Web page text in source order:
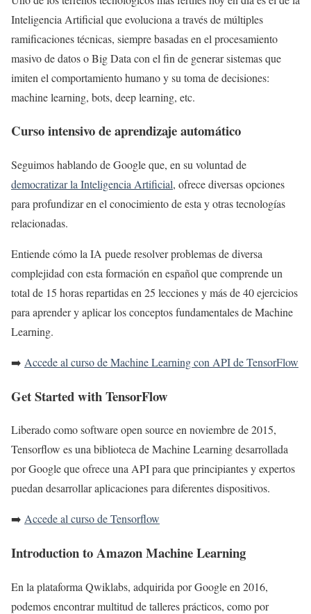
Inteligencia Artificial que evoluciona a través de múltiples
ramificaciones técnicas, siempre basadas en el procesamiento
masivo de datos o Big Data con el fin de generar sistemas que
imiten el comportamiento humano y su toma de decisiones:
machine learning, bots, deep learning, etc.
Curso intensivo de aprendizaje automático
Seguimos hablando de Google que, en su voluntad de
democratizar la Inteligencia Artificial, ofrece diversas opciones
para profundizar en el conocimiento de esta y otras tecnologías
relacionadas.
Entiende cómo la IA puede resolver problemas de diversa
complejidad con esta formación en español que comprende un
total de 15 horas repartidas en 25 lecciones y más de 40 ejercicios
para aprender y aplicar los conceptos fundamentales de Machine
Learning.
➡️ Accede al curso de Machine Learning con API de TensorFlow
Get Started with TensorFlow
Liberado como software open source en noviembre de 2015,
Tensorflow es una biblioteca de Machine Learning desarrollada
por Google que ofrece una API para que principiantes y expertos
puedan desarrollar aplicaciones para diferentes dispositivos.
➡️ Accede al curso de Tensorflow
Introduction to Amazon Machine Learning
En la plataforma Qwiklabs, adquirida por Google en 2016,
podemos encontrar multitud de talleres prácticos, como por